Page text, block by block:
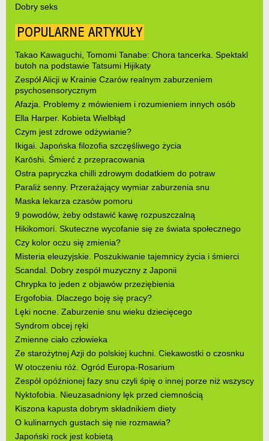
Dobry seks
POPULARNE ARTYKUŁY
Takao Kawaguchi, Tomomi Tanabe: Chora tancerka. Spektakl
butoh na podstawie Tatsumi Hijikaty
Zespół Alicji w Krainie Czarów realnym zaburzeniem
psychosensorycznym
Afazja. Problemy z mówieniem i rozumieniem innych osób
Ella Harper. Kobieta Wielbłąd
Czym jest zdrowe odżywianie?
Ikigai. Japońska filozofia szczęśliwego życia
Karōshi. Śmierć z przepracowania
Ostra papryczka chilli zdrowym dodatkiem do potraw
Paraliż senny. Przerażający wymiar zaburzenia snu
Maska lekarza czasów pomoru
9 powodów, żeby odstawić kawę rozpuszczalną
Hikikomori. Skuteczne wycofanie się ze świata społecznego
Czy kolor oczu się zmienia?
Misteria eleuzyjskie. Poszukiwanie tajemnicy życia i śmierci
Scandal. Dobry zespół muzyczny z Japonii
Chrypka to jeden z objawów przeziębienia
Ergofobia. Dlaczego boję się pracy?
Lęki nocne. Zaburzenie snu wieku dziecięcego
Syndrom obcej ręki
Zmienne ciało człowieka
Ze starożytnej Azji do polskiej kuchni. Ciekawostki o czosnku
W otoczeniu róż. Ogród Europa-Rosarium
Zespół opóźnionej fazy snu czyli śpię o innej porze niż wszyscy
Nyktofobia. Nieuzasadniony lęk przed ciemnością
Kiszona kapusta dobrym składnikiem diety
O kulinarnych gustach się nie rozmawia?
Japoński rock jest kobietą